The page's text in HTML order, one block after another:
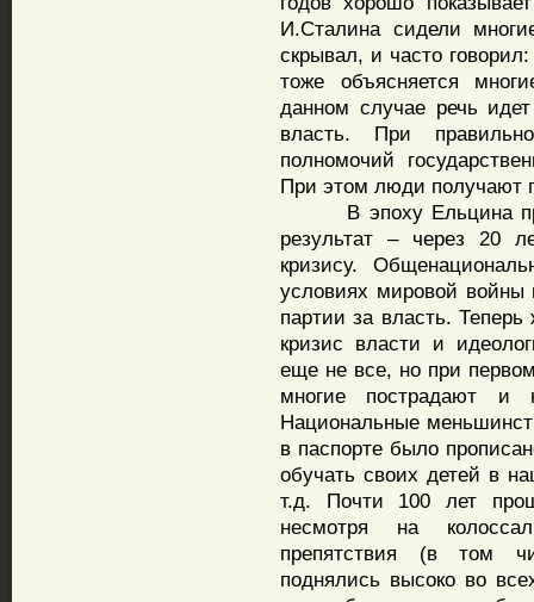
И.Сталина сидели
скрывал, и часто
тоже объясняется
данном случае речь
власть. При
полномочий
При этом люди получают
В эпоху Ельцина
результат – через 20
кризису.
условиях мировой войны
партии за власть.
кризис власти и
еще не все, но при
многие пострадают
Национальные
в паспорте было
обучать своих детей в
т.д. Почти 100 лет
несмотря на
препятствия (в том
поднялись высоко во